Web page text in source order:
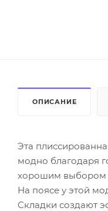
ОПИСАНИЕ
Эта
модно благодаря
хорошим выбором
На поясе у этой
Складки создают